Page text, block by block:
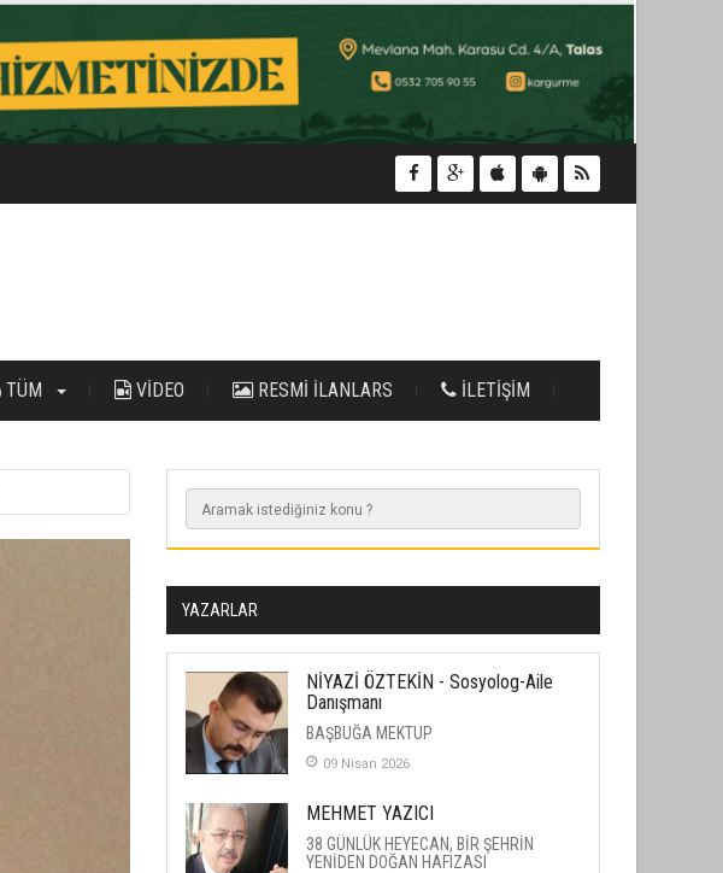
TÜM VİDEO RESMİ İLANLARS İLETİŞİM
YAZARLAR
NİYAZİ ÖZTEKİN - Sosyolog-Aile
Danışmanı
BAŞBUĞA MEKTUP
09 Nisan 2026
MEHMET YAZICI
38 GÜNLÜK HEYECAN, BİR ŞEHRİN
YENİDEN DOĞAN HAFIZASI